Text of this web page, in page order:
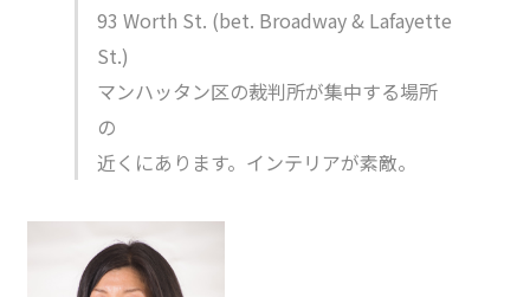
93 Worth St. (bet. Broadway & Lafayette
St.)
マンハッタン区の裁判所が集中する場所
の
近くにあります。インテリアが素敵。